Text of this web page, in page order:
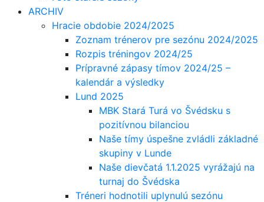
ARCHIV
Hracie obdobie 2024/2025
Zoznam trénerov pre sezónu 2024/2025
Rozpis tréningov 2024/25
Prípravné zápasy tímov 2024/25 –
kalendár a výsledky
Lund 2025
MBK Stará Turá vo Švédsku s
pozitívnou bilanciou
Naše tímy úspešne zvládli základné
skupiny v Lunde
Naše dievčatá 1.1.2025 vyrážajú na
turnaj do Švédska
Tréneri hodnotili uplynulú sezónu